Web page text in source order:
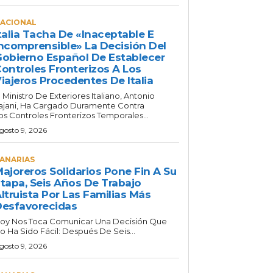
Tacha De «inaceptable E
La Decisión Del
Español De Establecer
Fronterizos A Los
Procedentes De Italia
Ministro De Exteriores Italiano, Antonio
Ha Cargado Duramente Contra
Controles Fronterizos Temporales...
9, 2026
Solidarios Pone Fin A Su
Seis Años De Trabajo
Por Las Familias Más
Nos Toca Comunicar Una Decisión Que
Ha Sido Fácil: Después De Seis...
9, 2026